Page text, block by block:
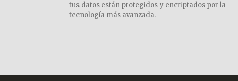
tus datos están protegidos y encriptados por la
tecnología más avanzada.